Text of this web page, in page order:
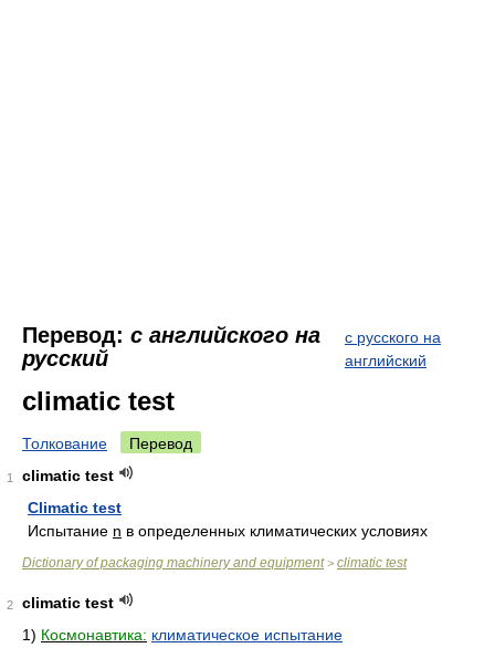
Перевод: с английского на
русский
с русского на
английский
climatic test
Толкование Перевод
1
climatic test
Climatic test
Испытание n в определенных климатических условиях
Dictionary of packaging machinery and equipment> climatic test
2
climatic test
1) Космонавтика: климатическое испытание